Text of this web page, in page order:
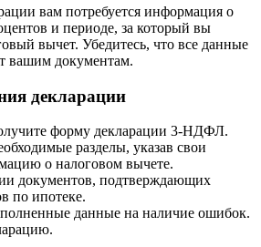
вам потребуется информация о
и периоде, за который вы
вычет. Убедитесь, что все данные
вашим документам.
декларации
форму декларации 3-НДФЛ.
разделы, указав свои
о налоговом вычете.
документов, подтверждающих
по ипотеке.
данные на наличие ошибок.